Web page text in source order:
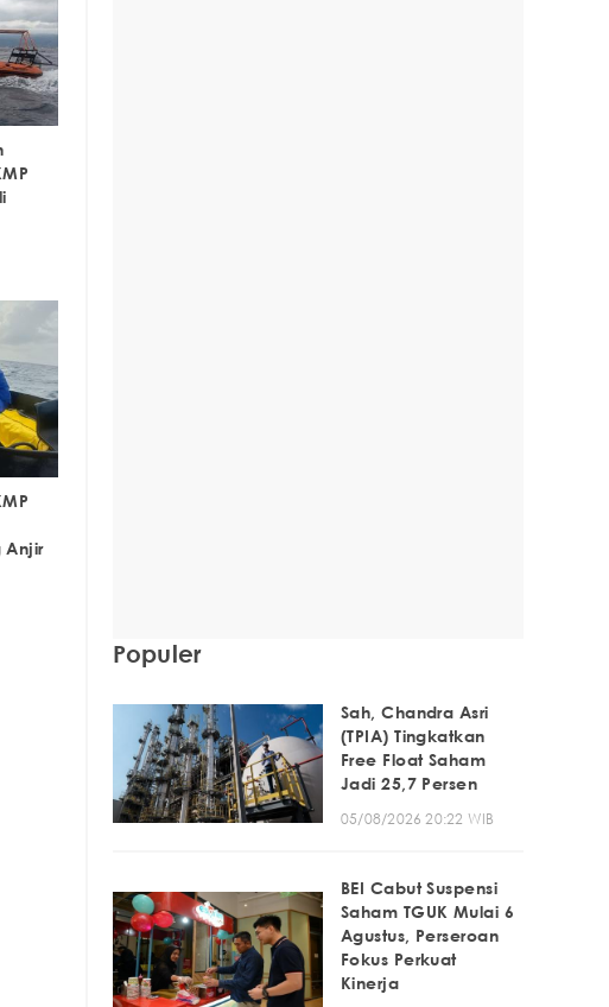
Anjir
Populer
Sah, Chandra Asri
(TPIA) Tingkatkan
Free Float Saham
Jadi 25,7 Persen
05/08/2026 20:22 WIB
BEI Cabut Suspensi
Saham TGUK Mulai 6
Agustus, Perseroan
Fokus Perkuat
Kinerja